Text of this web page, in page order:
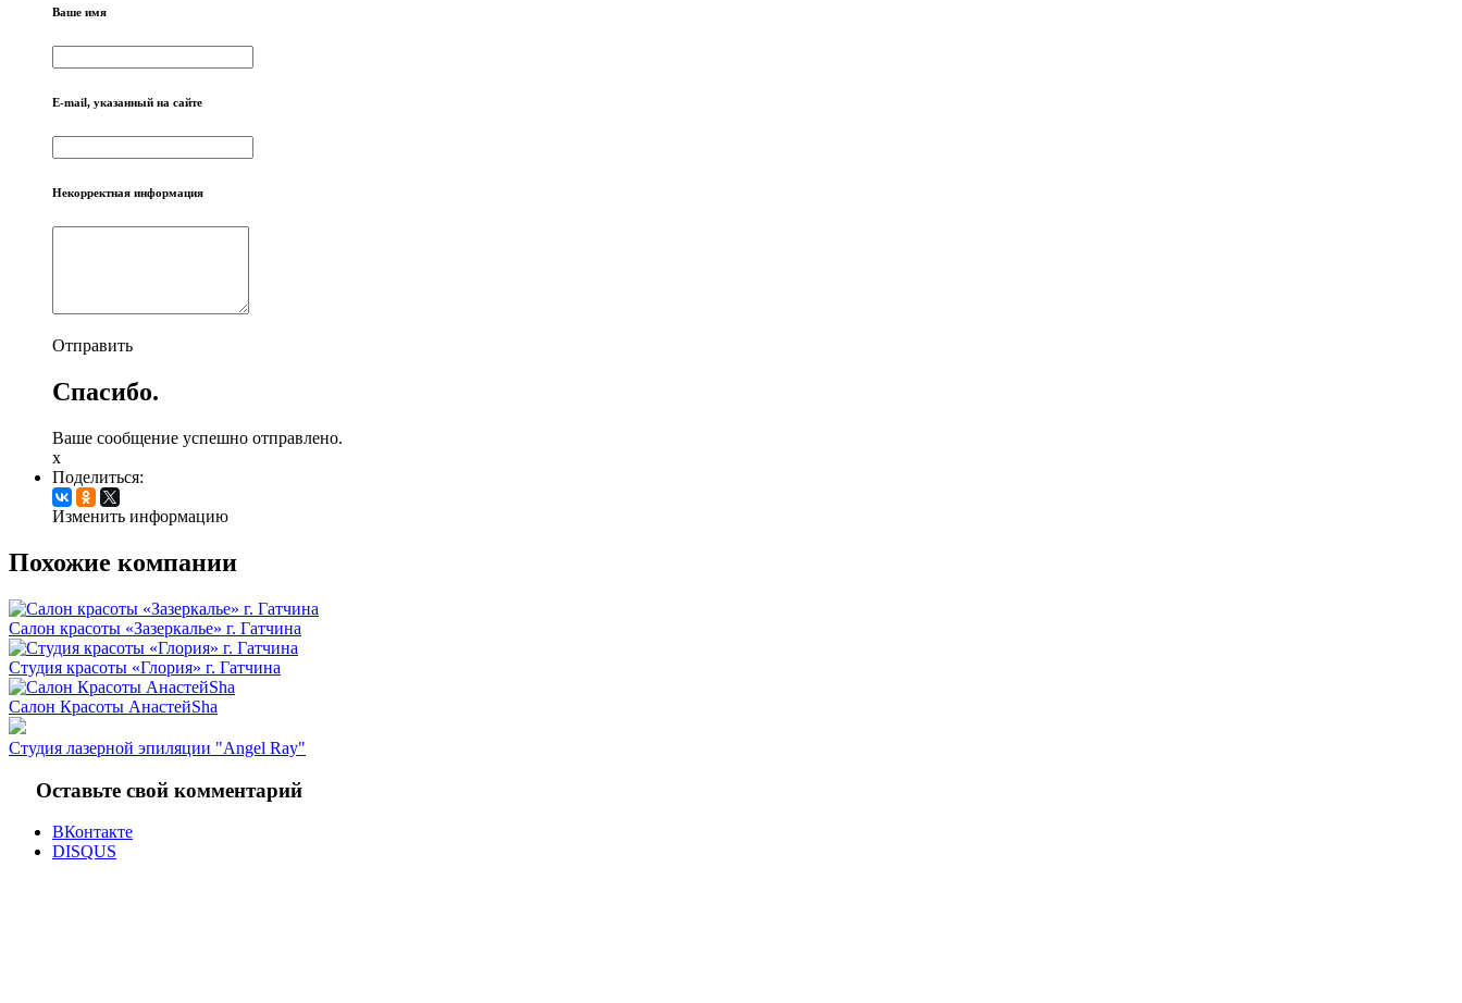
Ваше имя
E-mail, указанный на сайте
Некорректная информация
Отправить
Спасибо.
Ваше сообщение успешно отправлено.
x
Поделиться:
Изменить информацию
Похожие компании
Салон красоты «Зазеркалье» г. Гатчина
Студия красоты «Глория» г. Гатчина
Салон Красоты АнастейShа
Студия лазерной эпиляции "Angel Ray"
Оставьте свой комментарий
ВКонтакте
DISQUS